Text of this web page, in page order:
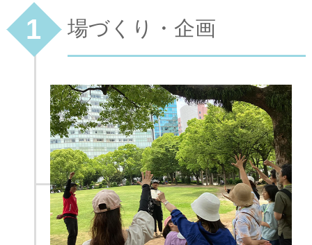
1 場づくり・企画